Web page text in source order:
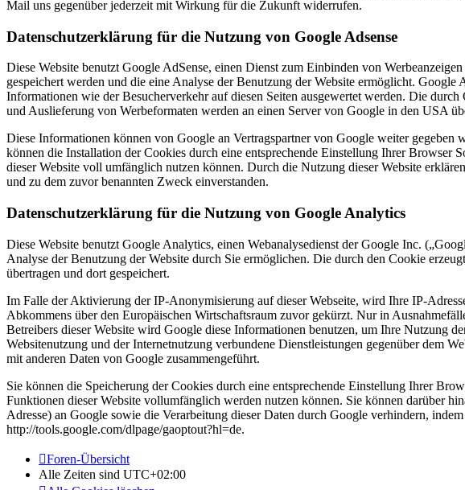
Mail uns gegenüber jederzeit mit Wirkung für die Zukunft widerrufen.
Datenschutzerklärung für die Nutzung von Google Adsense
Diese Website benutzt Google AdSense, einen Dienst zum Einbinden von
gespeichert werden und die eine Analyse der Benutzung der Website ermöglicht.
Informationen wie der Besucherverkehr auf diesen Seiten ausgewertet werden. Die
und Auslieferung von Werbeformaten werden an einen Server von Google in den USA
Diese Informationen können von Google an Vertragspartner von Google weiter
können die Installation der Cookies durch eine entsprechende Einstellung Ihrer Browser
dieser Website voll umfänglich nutzen können. Durch die Nutzung dieser Website
und zu dem zuvor benannten Zweck einverstanden.
Datenschutzerklärung für die Nutzung von Google Analytics
Diese Website benutzt Google Analytics, einen Webanalysedienst der Google Inc.
Analyse der Benutzung der Website durch Sie ermöglichen. Die durch den Cookie
übertragen und dort gespeichert.
Im Falle der Aktivierung der IP-Anonymisierung auf dieser Webseite, wird Ihre IP-
Abkommens über den Europäischen Wirtschaftsraum zuvor gekürzt. Nur in
Betreibers dieser Website wird Google diese Informationen benutzen, um Ihre Nutzung
Websitenutzung und der Internetnutzung verbundene Dienstleistungen gegenüber dem
mit anderen Daten von Google zusammengeführt.
Sie können die Speicherung der Cookies durch eine entsprechende Einstellung Ihrer
Funktionen dieser Website vollumfänglich werden nutzen können. Sie können darüber
Adresse) an Google sowie die Verarbeitung dieser Daten durch Google verhindern,
http://tools.google.com/dlpage/gaoptout?hl=de.
Foren-Übersicht
Alle Zeiten sind UTC+02:00